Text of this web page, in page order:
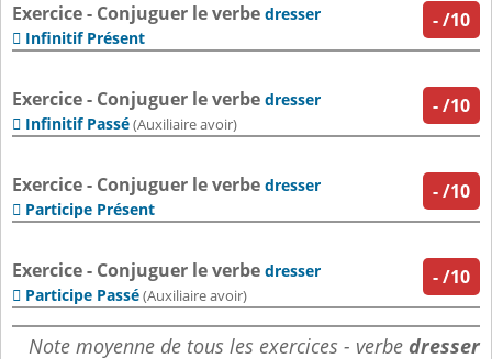
-/10
Exercice - Conjuguer le verbe dresser
 Infinitif Présent
-/10
Exercice - Conjuguer le verbe dresser
 Infinitif Passé(Auxiliaire avoir)
-/10
Exercice - Conjuguer le verbe dresser
 Participe Présent
-/10
Exercice - Conjuguer le verbe dresser
 Participe Passé(Auxiliaire avoir)
Note moyenne de tous les exercices - verbe dresser